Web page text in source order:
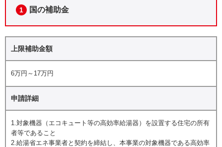
1 国の補助金
上限補助金額
6万円～17万円
申請詳細
1.対象機器（エコキュート等の高効率給湯器）を設置する住宅の所有
者等であること
2.給湯省エネ事業者と契約を締結し、本事業の対象機器である高効率